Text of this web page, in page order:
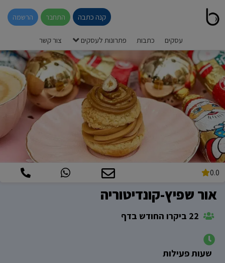
קנה כתבה התחבר הרשמה
עסקים כתבות פתרונות לעסקים צור קשר
0.0
אור שפיץ-קונדיטוריה
שעות פעילות